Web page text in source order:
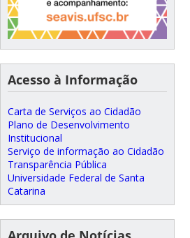
Acesso à Informação
Carta de Serviços ao Cidadão
Plano de Desenvolvimento
Institucional
Serviço de informação ao Cidadão
Transparência Pública
Universidade Federal de Santa
Catarina